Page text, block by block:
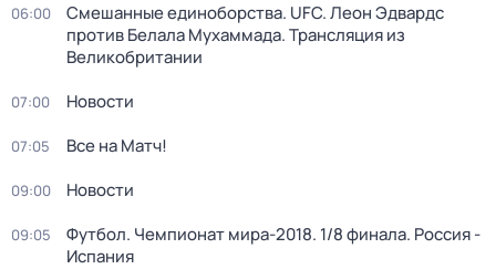
06:00
Смешанные единоборства. UFC. Леон Эдвардс
против Белала Мухаммада. Трансляция из
Великобритании
07:00 Новости
07:05 Все на Матч!
09:00 Новости
09:05
Футбол. Чемпионат мира-2018. 1/8 финала. Россия -
Испания